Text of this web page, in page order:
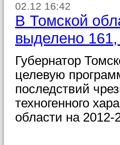
02.12 16:42
В Томской
выделено
Губернатор
целевую
последствий
техногенного
области на